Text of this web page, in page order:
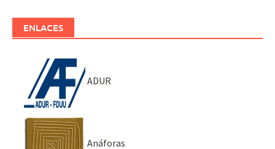
ENLACES
ADUR
Anáforas